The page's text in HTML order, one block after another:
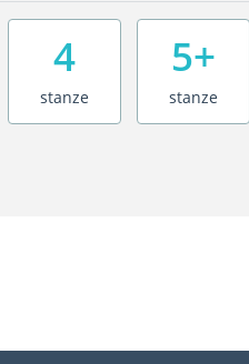
4
stanze
5+
stanze